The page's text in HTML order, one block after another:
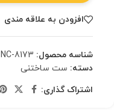
افزودن به علاقه مندی
شناسه محصول: NC-8173
دسته: ست ساختنی
اشتراک گذاری: